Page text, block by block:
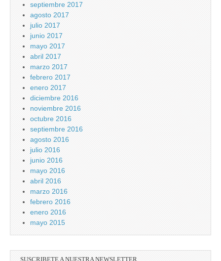
septiembre 2017
agosto 2017
julio 2017
junio 2017
mayo 2017
abril 2017
marzo 2017
febrero 2017
enero 2017
diciembre 2016
noviembre 2016
octubre 2016
septiembre 2016
agosto 2016
julio 2016
junio 2016
mayo 2016
abril 2016
marzo 2016
febrero 2016
enero 2016
mayo 2015
SUSCRIBETE A NUESTRA NEWSLETTER